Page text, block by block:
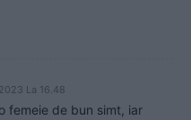
La 16.48
femeie de bun simt, iar